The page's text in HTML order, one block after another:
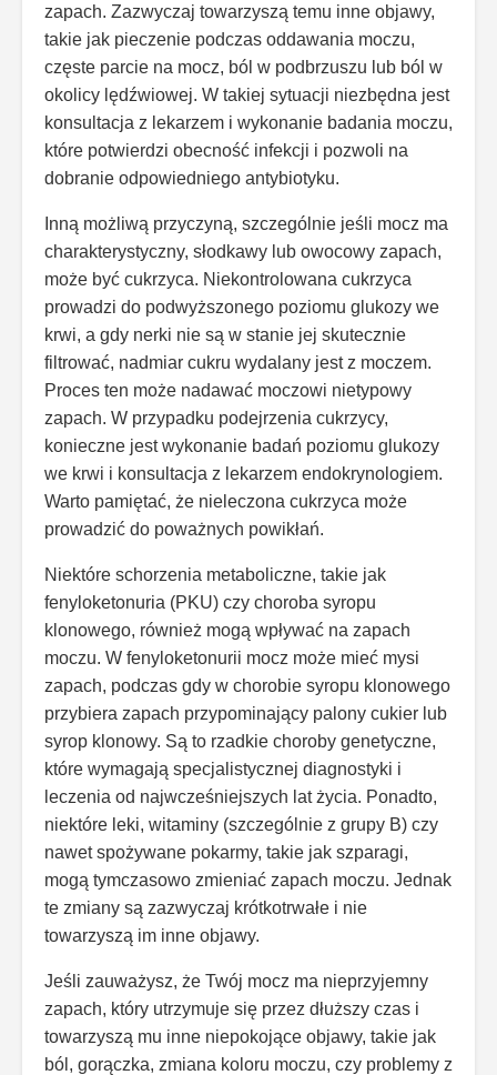
zapach. Zazwyczaj towarzyszą temu inne objawy,
takie jak pieczenie podczas oddawania moczu,
częste parcie na mocz, ból w podbrzuszu lub ból w
okolicy lędźwiowej. W takiej sytuacji niezbędna jest
konsultacja z lekarzem i wykonanie badania moczu,
które potwierdzi obecność infekcji i pozwoli na
dobranie odpowiedniego antybiotyku.
Inną możliwą przyczyną, szczególnie jeśli mocz ma
charakterystyczny, słodkawy lub owocowy zapach,
może być cukrzyca. Niekontrolowana cukrzyca
prowadzi do podwyższonego poziomu glukozy we
krwi, a gdy nerki nie są w stanie jej skutecznie
filtrować, nadmiar cukru wydalany jest z moczem.
Proces ten może nadawać moczowi nietypowy
zapach. W przypadku podejrzenia cukrzycy,
konieczne jest wykonanie badań poziomu glukozy
we krwi i konsultacja z lekarzem endokrynologiem.
Warto pamiętać, że nieleczona cukrzyca może
prowadzić do poważnych powikłań.
Niektóre schorzenia metaboliczne, takie jak
fenyloketonuria (PKU) czy choroba syropu
klonowego, również mogą wpływać na zapach
moczu. W fenyloketonurii mocz może mieć mysi
zapach, podczas gdy w chorobie syropu klonowego
przybiera zapach przypominający palony cukier lub
syrop klonowy. Są to rzadkie choroby genetyczne,
które wymagają specjalistycznej diagnostyki i
leczenia od najwcześniejszych lat życia. Ponadto,
niektóre leki, witaminy (szczególnie z grupy B) czy
nawet spożywane pokarmy, takie jak szparagi,
mogą tymczasowo zmieniać zapach moczu. Jednak
te zmiany są zazwyczaj krótkotrwałe i nie
towarzyszą im inne objawy.
Jeśli zauważysz, że Twój mocz ma nieprzyjemny
zapach, który utrzymuje się przez dłuższy czas i
towarzyszą mu inne niepokojące objawy, takie jak
ból, gorączka, zmiana koloru moczu, czy problemy z